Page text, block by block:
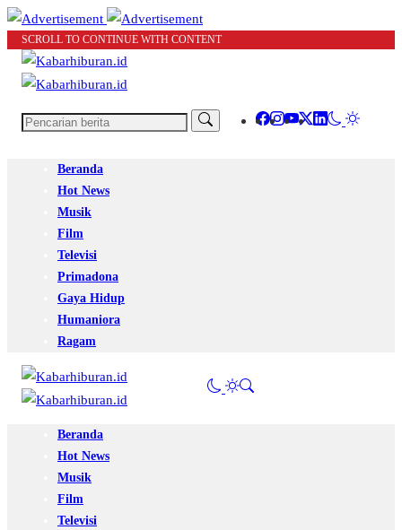
SCROLL TO CONTINUE WITH CONTENT
Beranda
Hot News
Musik
Film
Televisi
Primadona
Gaya Hidup
Humaniora
Ragam
Beranda
Hot News
Musik
Film
Televisi